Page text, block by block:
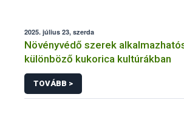
2025. július 23, szerda
Növényvédő szerek
különböző kukorica kultúrákban
TOVÁBB >